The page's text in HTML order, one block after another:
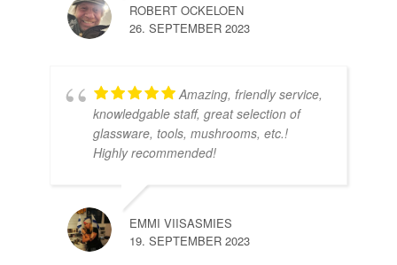
ROBERT OCKELOEN
26. SEPTEMBER 2023
Amazing, friendly service,
knowledgable staff, great selection of
glassware, tools, mushrooms, etc.!
Highly recommended!
EMMI VIISASMIES
19. SEPTEMBER 2023